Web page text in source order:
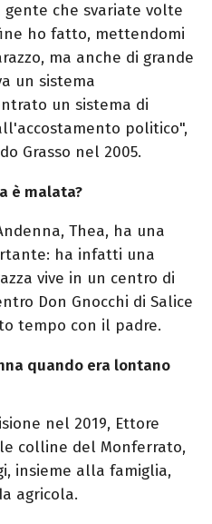
che svariate volte
ho fatto, mettendomi
ma anche di grande
un sistema
un sistema di
politico",
Grasso nel 2005.
è malata?
Thea, ha una
ha infatti una
vive in un centro di
Don Gnocchi di Salice
tempo con il padre.
quando era lontano
nel 2019, Ettore
colline del Monferrato,
insieme alla famiglia,
agricola.